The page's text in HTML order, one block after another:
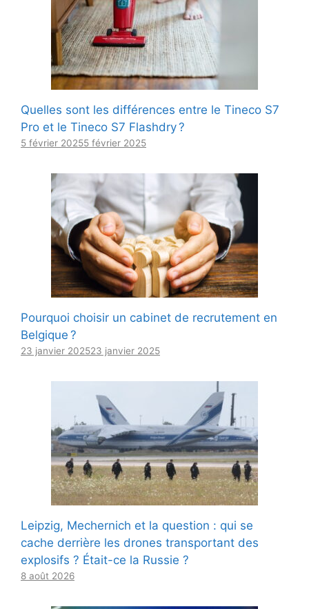
Quelles sont les différences entre le Tineco S7
Pro et le Tineco S7 Flashdry ?
5 février 20255 février 2025
Pourquoi choisir un cabinet de recrutement en
Belgique ?
23 janvier 202523 janvier 2025
Leipzig, Mechernich et la question : qui se
cache derrière les drones transportant des
explosifs ? Était-ce la Russie ?
8 août 2026